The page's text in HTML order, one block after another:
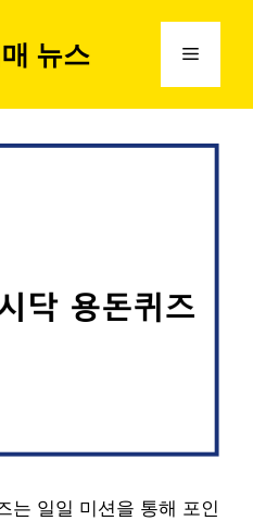
뉴스 메
는 일일 미션을 통해 포인